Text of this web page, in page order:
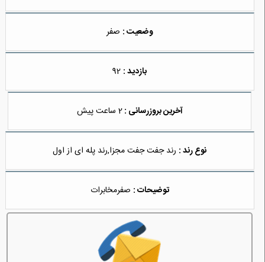
وضعیت : صفر
بازدید :
آخرین بروزرسانی :2 ساعت پیش
نوع رند : رند جفت جفت مجزا,رند پله ای از اول
توضیحات : صفرمخابرات